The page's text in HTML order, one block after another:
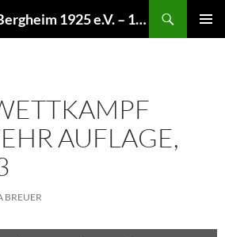
BSV Rheinhausen-Bergheim 1925 e.V. – 100% Sportschießen
AUFLAGE,
BREUER